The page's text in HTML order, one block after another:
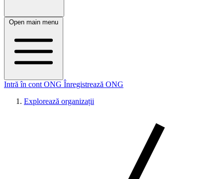
Open main menu
Intră în cont ONG Înregistrează ONG
Explorează organizații